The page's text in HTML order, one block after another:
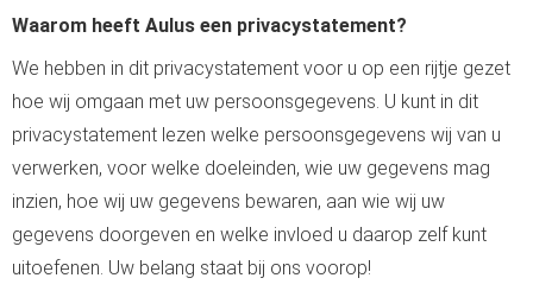
Waarom heeft Aulus een privacystatement?
We hebben in dit privacystatement voor u op een rijtje gezet
hoe wij omgaan met uw persoonsgegevens. U kunt in dit
privacystatement lezen welke persoonsgegevens wij van u
verwerken, voor welke doeleinden, wie uw gegevens mag
inzien, hoe wij uw gegevens bewaren, aan wie wij uw
gegevens doorgeven en welke invloed u daarop zelf kunt
uitoefenen. Uw belang staat bij ons voorop!